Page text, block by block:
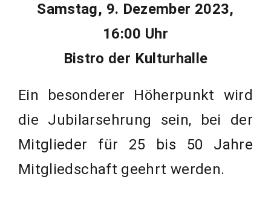
Samstag, 9. Dezember 2023,
16:00 Uhr
Bistro der Kulturhalle
Ein besonderer Höherpunkt wird
die Jubilarsehrung sein, bei der
Mitglieder für 25 bis 50 Jahre
Mitgliedschaft geehrt werden.